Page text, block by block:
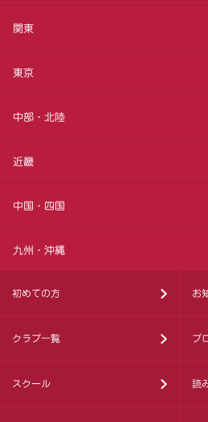
関東
東京
中部・北陸
近畿
中国・四国
九州・沖縄
初めての方 お
クラブ一覧 プ
スクール 読